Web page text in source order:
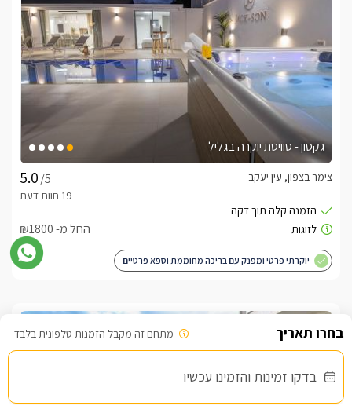
מתחם זה מקבל הזמנות טלפונית בלבד
בדקו זמינות והזמינו עכשיו
גקסון - סוויטת יוקרה בגליל
/5
צימר בצפון, עין יעקב
החל מ- ₪1800
יוקרתי פרטי ומפנק עם בריכה מחוממת וספא פרטיים
שובר מילואים